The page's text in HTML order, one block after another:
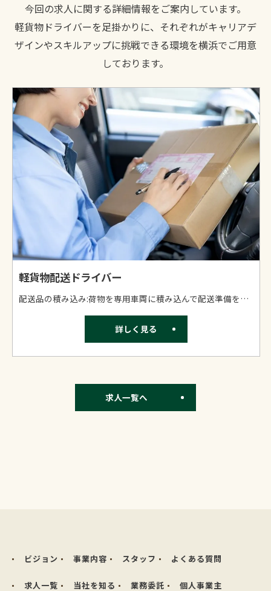
今回の求人に関する詳細情報をご案内しています。
軽貨物ドライバーを足掛かりに、それぞれがキャリアデ
ザインやスキルアップに挑戦できる環境を横浜でご用意
しております。
軽貨物配送ドライバー
配送品の積み込み:荷物を専用車両に積み込んで配送準備を整えます。 配送:指示されたルートに沿って荷物を配達。自分のペースで働けるので、ストレスなく業務を進められます。 配送完了報告:配達後、専用アプリで配送完了報告。簡単にできるので、すぐに慣れます。 研修サポート:ベテランスタッフがしっかりサポート！未経験でも安心して始められます。
詳しく見る
求人一覧へ
ビジョン 事業内容 スタッフ よくある質問
求人一覧 当社を知る 業務委託 個人事業主